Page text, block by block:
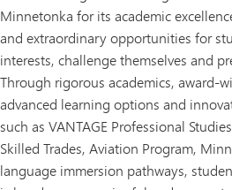
Minnetonka for its academic
and extraordinary opportunities for
interests, challenge themselves and
Through rigorous academics, award-
advanced learning options and
such as VANTAGE Professional
Skilled Trades, Aviation Program,
language immersion pathways,